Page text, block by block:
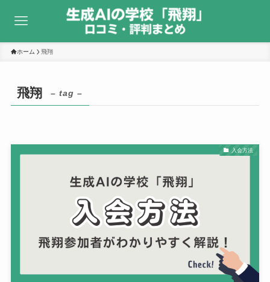
ホーム 飛翔
飛翔 – tag –
入会方法